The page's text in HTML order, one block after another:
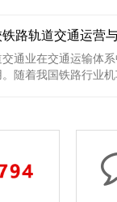
路轨道交通运营
通业在交通运输体
随着我国铁路行业机